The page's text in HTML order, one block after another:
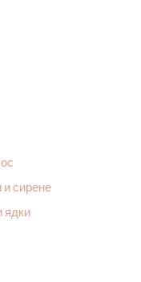
и сирене
ядки